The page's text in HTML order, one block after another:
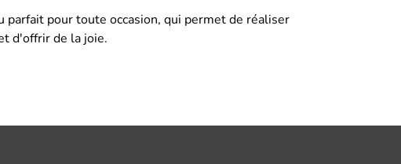
parfait pour toute occasion, qui permet de réaliser
d'offrir de la joie.